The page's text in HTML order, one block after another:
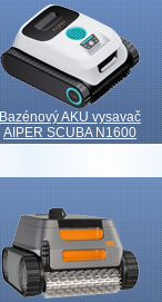
Bazénový AKU vysavač
AIPER SCUBA N1600